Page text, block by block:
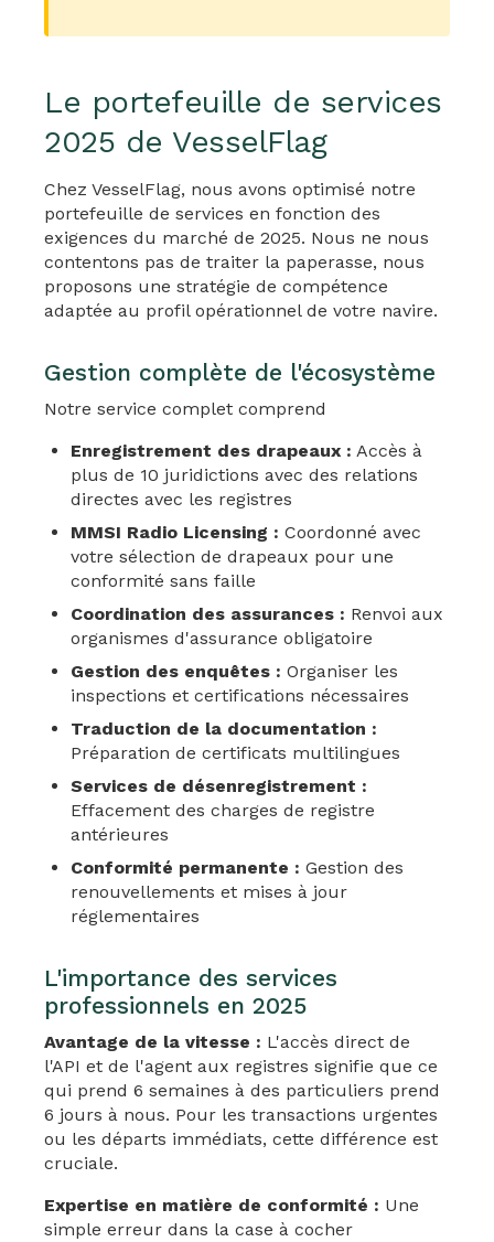
Le portefeuille de services
2025 de VesselFlag
Chez VesselFlag, nous avons optimisé notre
portefeuille de services en fonction des
exigences du marché de 2025. Nous ne nous
contentons pas de traiter la paperasse, nous
proposons une stratégie de compétence
adaptée au profil opérationnel de votre navire.
Gestion complète de l'écosystème
Notre service complet comprend
Enregistrement des drapeaux : Accès à
plus de 10 juridictions avec des relations
directes avec les registres
MMSI Radio Licensing : Coordonné avec
votre sélection de drapeaux pour une
conformité sans faille
Coordination des assurances : Renvoi aux
organismes d'assurance obligatoire
Gestion des enquêtes : Organiser les
inspections et certifications nécessaires
Traduction de la documentation :
Préparation de certificats multilingues
Services de désenregistrement :
Effacement des charges de registre
antérieures
Conformité permanente : Gestion des
renouvellements et mises à jour
réglementaires
L'importance des services
professionnels en 2025
Avantage de la vitesse : L'accès direct de
l'API et de l'agent aux registres signifie que ce
qui prend 6 semaines à des particuliers prend
6 jours à nous. Pour les transactions urgentes
ou les départs immédiats, cette différence est
cruciale.
Expertise en matière de conformité : Une
simple erreur dans la case à cocher